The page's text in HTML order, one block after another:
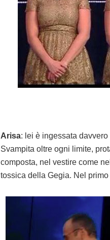
Arisa: lei è ingessata
Svampita oltre ogni limite,
composta, nel vestire come
tossica della Gegia. Nel